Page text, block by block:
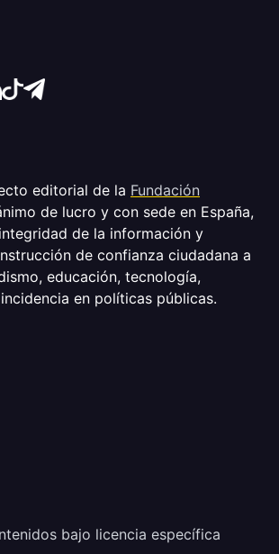
editorial de la Fundación
de lucro y con sede en España,
de la información y
de confianza ciudadana a
educación, tecnología,
en políticas públicas.
bajo licencia específica